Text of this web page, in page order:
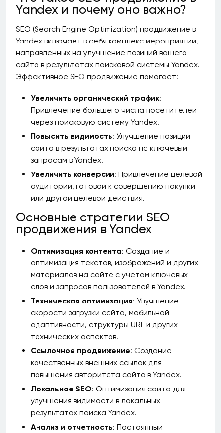
Yandex и почему оно важно?
SEO (Search Engine Optimization) продвижение в
Yandex включает в себя комплекс мероприятий,
направленных на улучшение позиций вашего
сайта в результатах поисковой системы Yandex.
Эффективное SEO продвижение помогает:
Увеличить органический трафик:
Привлечение большего числа посетителей
через поисковую систему Yandex.
Повысить видимость: Улучшение позиций
сайта в результатах поиска по ключевым
запросам в Yandex.
Увеличить конверсии: Привлечение целевой
аудитории, готовой к совершению покупки
или другой целевой действия.
Основные стратегии SEO
продвижения в Yandex
Оптимизация контента: Создание и
оптимизация текстов, изображений и других
материалов на сайте с учетом ключевых
слов и запросов пользователей в Yandex.
Техническая оптимизация: Улучшение
скорости загрузки сайта, мобильной
адаптивности, структуры URL и других
технических аспектов.
Ссылочное продвижение: Создание
качественных внешних ссылок для
повышения авторитета сайта в Yandex.
Локальное SEO: Оптимизация сайта для
улучшения видимости в локальных
результатах поиска Yandex.
Анализ и отчетность: Постоянный